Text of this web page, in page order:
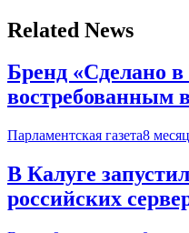
Related News
Бренд «Сделано в
востребованным
Парламентская газета8
В Калуге
российских